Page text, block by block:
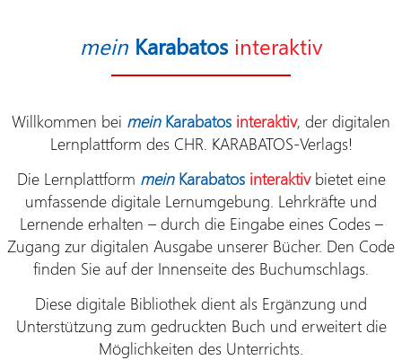
mein Karabatos interaktiv
Willkommen bei mein Karabatos interaktiv, der digitalen
Lernplattform des CHR. KARABATOS-Verlags!
Die Lernplattform mein Karabatos interaktivbietet eine
umfassende digitale Lernumgebung. Lehrkräfte und
Lernende erhalten – durch die Eingabe eines Codes –
Zugang zur digitalen Ausgabe unserer Bücher. Den Code
finden Sie auf der Innenseite des Buchumschlags.
Diese digitale Bibliothek dient als Ergänzung und
Unterstützung zum gedruckten Buch und erweitert die
Möglichkeiten des Unterrichts.